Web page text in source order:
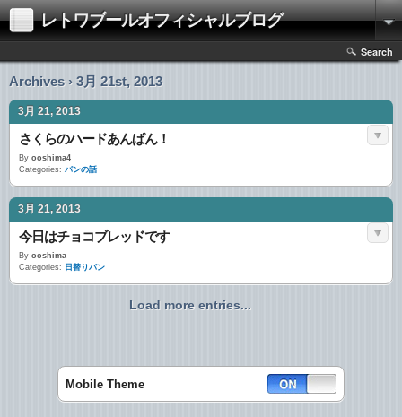
レトワブールオフィシャルブログ
Search
Archives › 3月 21st, 2013
3月 21, 2013
さくらのハードあんぱん！
By ooshima4
Categories: パンの話
3月 21, 2013
今日はチョコブレッドです
By ooshima
Categories: 日替りパン
Load more entries...
Mobile Theme